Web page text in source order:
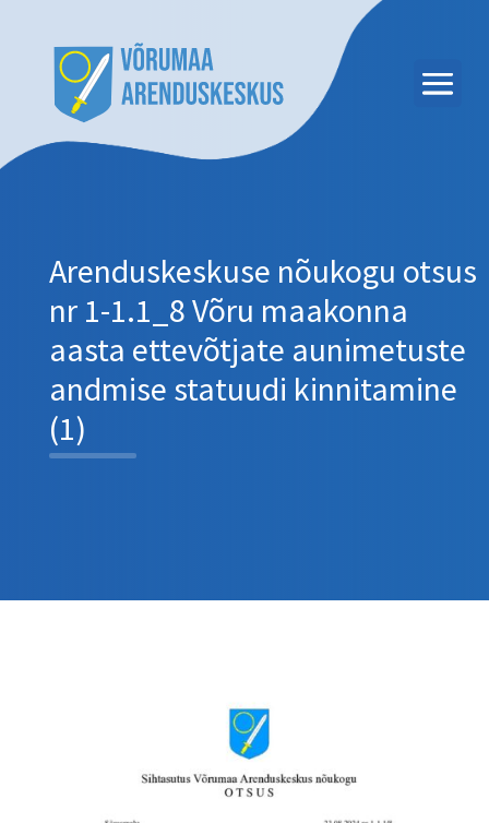
Arenduskeskuse nõukogu otsus
nr 1-1.1_8 Võru maakonna
aasta ettevõtjate aunimetuste
andmise statuudi kinnitamine
(1)